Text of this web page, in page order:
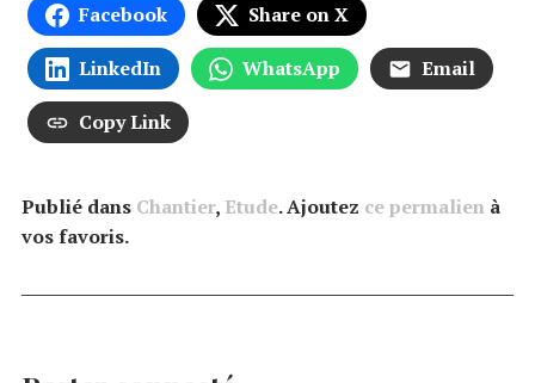
Facebook Share on X
LinkedIn WhatsApp Email
Copy Link
Publié dans Chantier, Etude. Ajoutez ce permalien à
vos favoris.